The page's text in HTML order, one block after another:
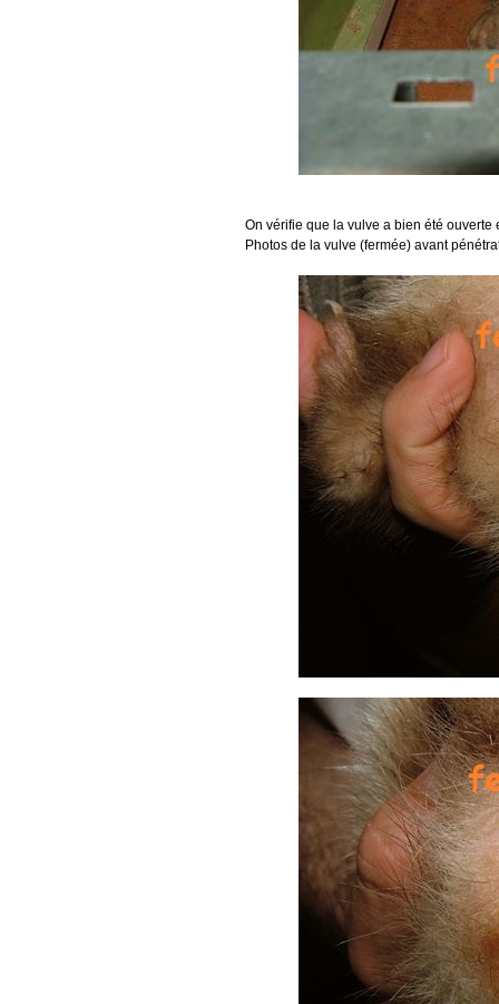
On vérifie que la vulve a bien été
Photos de la vulve (fermée) avant